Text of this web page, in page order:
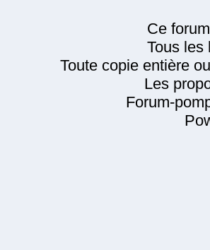
Ce
Tous les
Toute copie entière
Les
Forum-